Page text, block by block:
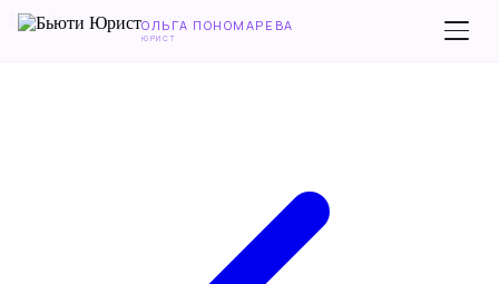
Перейти к содержимомуОЛЬГА ПОНОМАРЕВА
ЮРИСТ